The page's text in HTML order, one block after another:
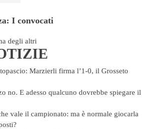
I convocati
degli altri
Marzierli firma l’1-0, il Grosseto
no. E adesso qualcuno dovrebbe spiegare il
vale il campionato: ma è normale giocarla